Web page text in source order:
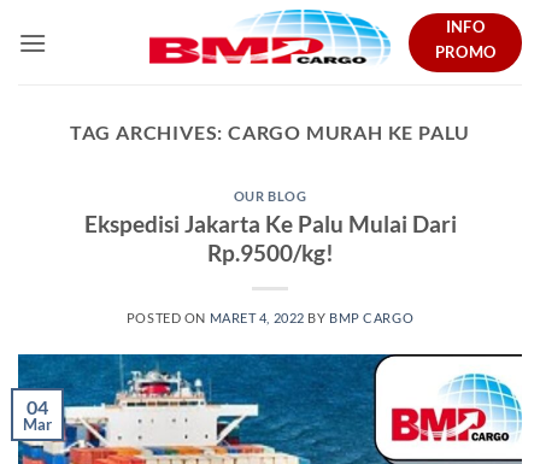
INFO
PROMO
TAG ARCHIVES: CARGO MURAH KE PALU
OUR BLOG
Ekspedisi Jakarta Ke Palu Mulai Dari
Rp.9500/kg!
POSTED ON MARET 4, 2022 BY BMP CARGO
04
Mar